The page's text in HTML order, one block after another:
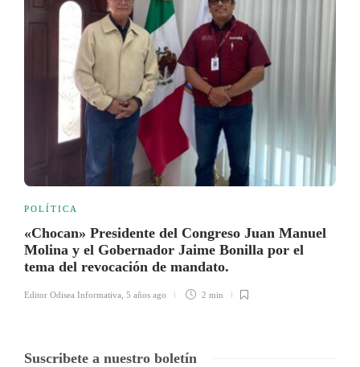
POLÍTICA
«Chocan» Presidente del Congreso Juan Manuel
Molina y el Gobernador Jaime Bonilla por el
tema del revocación de mandato.
Editor Odisea Informativa 5 años ago 2 min
Suscribete a nuestro boletín